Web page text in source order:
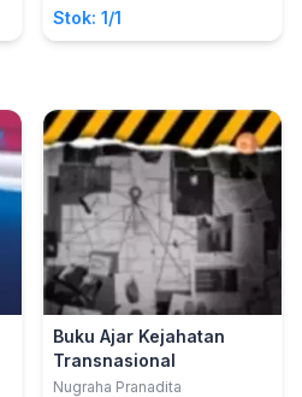
Stok: 1/1
Buku Ajar Kejahatan
Transnasional
Nugraha Pranadita